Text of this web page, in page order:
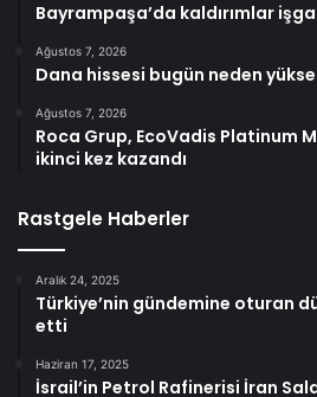
Bayrampaşa’da kaldırımlar
Ağustos 7, 2026
Dana hissesi bugün neden
Ağustos 7, 2026
Roca Grup, EcoVadis Platinum
ikinci kez kazandı
Rastgele Haberler
Aralık 24, 2025
Türkiye’nin gündemine oturan
etti
Haziran 17, 2025
İsrail’in Petrol Rafinerisi İran